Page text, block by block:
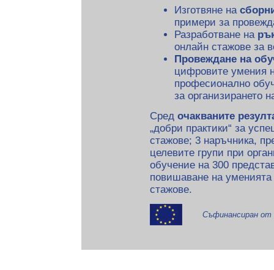
Изготвяне на
примери за
Разработване на
онлайн стажове за
Провеждане на
цифровите умения
професионално
за организирането
Сред очакваните
„добри практики“ за
стажове; 3 наръчника,
целевите групи при
обучение на 300
повишаване на
стажове.
Съфинансиран от